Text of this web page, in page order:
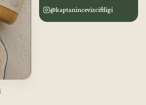
@kaptanincevizciftligi